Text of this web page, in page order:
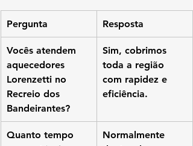
Pergunta Resposta
Vocês atendem
aquecedores
Lorenzetti no
Recreio dos
Bandeirantes?
Sim, cobrimos
toda a região
com rapidez e
eficiência.
Quanto tempo
Normalmente